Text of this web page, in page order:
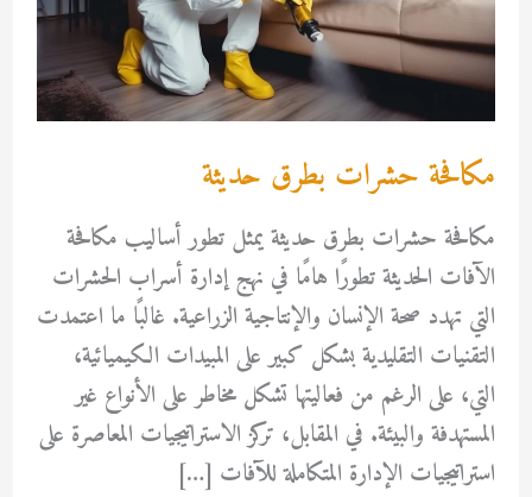
مكافحة حشرات بطرق حديثة
مكافحة حشرات بطرق حديثة يمثل تطور أساليب مكافحة
الآفات الحديثة تطورًا هامًا في نهج إدارة أسراب الحشرات
التي تهدد صحة الإنسان والإنتاجية الزراعية. غالبًا ما اعتمدت
التقنيات التقليدية بشكل كبير على المبيدات الكيميائية،
التي، على الرغم من فعاليتها تشكل مخاطر على الأنواع غير
المستهدفة والبيئة. في المقابل، تركز الاستراتيجيات المعاصرة على
استراتيجيات الإدارة المتكاملة للآفات […]